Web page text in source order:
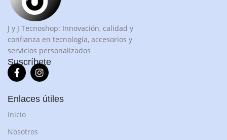
J y J Tecnoshop: Innovación, calidad y
confianza en tecnología, accesorios y
servicios personalizados
Suscríbete
Enlaces útiles
Inicio
Nosotros